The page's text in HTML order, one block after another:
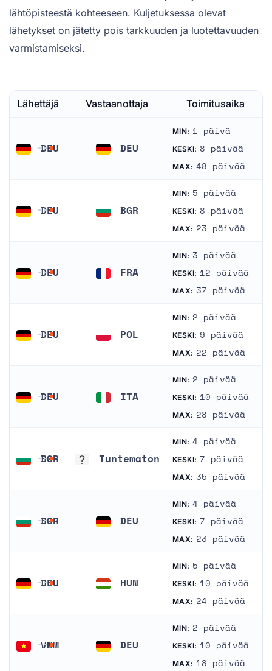
lähtöpisteestä kohteeseen. Kuljetuksessa olevat
lähetykset on jätetty pois tarkkuuden ja luotettavuuden
varmistamiseksi.
Lähettäjä Vastaanottaja Toimitusaika
DEU DEU
MIN: 1 päivä
KESKI: 8 päivää
MAX: 48 päivää
DEU BGR
MIN: 5 päivää
KESKI: 8 päivää
MAX: 23 päivää
DEU FRA
MIN: 3 päivää
KESKI: 12 päivää
MAX: 37 päivää
DEU POL
MIN: 2 päivää
KESKI: 9 päivää
MAX: 22 päivää
DEU ITA
MIN: 2 päivää
KESKI: 10 päivää
MAX: 28 päivää
BGR Tuntematon
MIN: 4 päivää
KESKI: 7 päivää
MAX: 35 päivää
BGR DEU
MIN: 4 päivää
KESKI: 7 päivää
MAX: 23 päivää
DEU HUN
MIN: 5 päivää
KESKI: 10 päivää
MAX: 24 päivää
VNM DEU
MIN: 2 päivää
KESKI: 10 päivää
MAX: 18 päivää